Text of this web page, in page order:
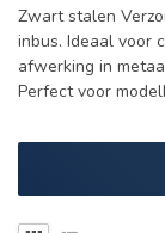
Zwart stalen
inbus. Ideaal voor
afwerking in
Perfect voor